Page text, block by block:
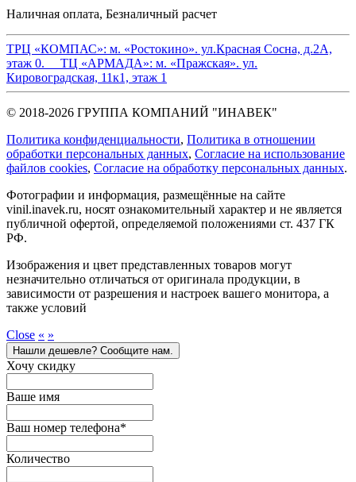
Наличная оплата, Безналичный расчет
ТРЦ «КОМПАС»: м. «Ростокино». ул.Красная Сосна, д.2А,
этаж 0. ТЦ «АРМАДА»: м. «Пражская». ул.
Кировоградская, 11к1, этаж 1
© 2018-2026 ГРУППА КОМПАНИЙ "ИНАВЕК"
Политика конфиденциальности, Политика в отношении
обработки персональных данных, Cогласие на использование
файлов cookies, Согласие на обработку персональных данных.
Фотографии и информация, размещённые на сайте
vinil.inavek.ru, носят ознакомительный характер и не является
публичной офертой, определяемой положениями ст. 437 ГК
РФ.
Изображения и цвет представленных товаров могут
незначительно отличаться от оригинала продукции, в
зависимости от разрешения и настроек вашего монитора, а
также условий
Close « »
Нашли дешевле? Сообщите нам.
Хочу скидку
Ваше имя
Ваш номер телефона*
Количество